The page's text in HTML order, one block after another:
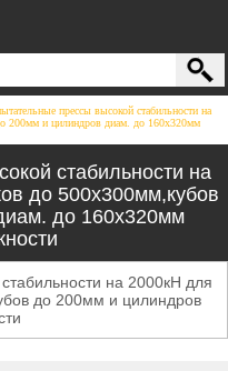
прессы высокой стабильности на
200мм и цилиндров диам. до 160х320мм
стабильности на
до 500х300мм,кубов
до 160х320мм